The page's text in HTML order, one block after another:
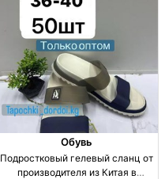
Обувь
Подростковый гелевый сланц от
производителя из Китая в